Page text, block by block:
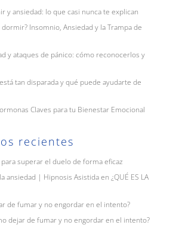
y ansiedad: lo que casi nunca te explican
Insomnio, Ansiedad y la Trampa de
y ataques de pánico: cómo reconocerlos y
tan disparada y qué puede ayudarte de
Claves para tu Bienestar Emocional
recientes
superar el duelo de forma eficaz
ansiedad | Hipnosis Asistidaen ¿QUÉ ES LA
de fumar y no engordar en el intento?
dejar de fumar y no engordar en el intento?